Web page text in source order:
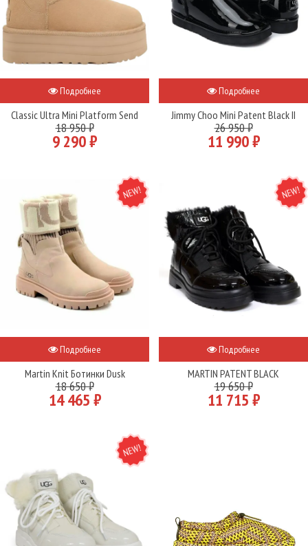
Подробнее
Classic Ultra Mini Platform Send
18 950 ₽
9 290 ₽
Подробнее
Jimmy Choo Mini Patent Black II
26 950 ₽
11 990 ₽
NEW
Подробнее
Martin Knit Ботинки Dusk
18 650 ₽
14 465 ₽
NEW
Подробнее
MARTIN PATENT BLACK
19 650 ₽
11 715 ₽
NEW